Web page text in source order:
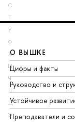
С
Т
У
Ф
Х
Ц
Ч
Ш
Щ
Э
О ВЫШКЕ
Цифры и факты
Руководство и
Устойчивое
Преподаватели и